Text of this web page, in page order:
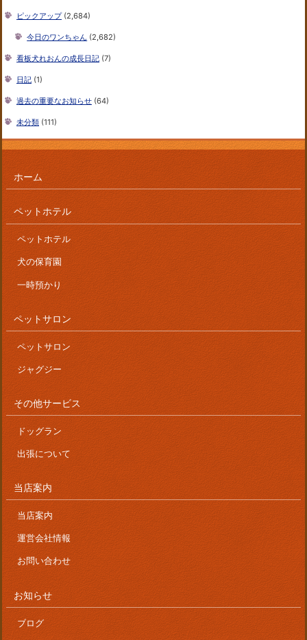
ピックアップ(2,684)
今日のワンちゃん (2,682)
看板犬れおんの成長日記 (7)
日記 (1)
過去の重要なお知らせ (64)
未分類 (111)
ホーム
ペットホテル
ペットホテル
犬の保育園
一時預かり
ペットサロン
ペットサロン
ジャグジー
その他サービス
ドッグラン
出張について
当店案内
当店案内
運営会社情報
お問い合わせ
お知らせ
ブログ